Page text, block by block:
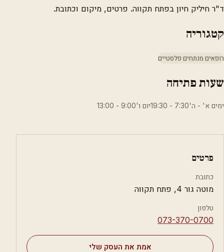
ד"ר חיליק חיון בפתח תקווה. פרטים, מיקום וכתובת.
קטגוריה
רופאים מנתחים פלסטיים
שעות פתיחה
ימים א' - ה'7:30 - 19:30יום ו'9:00 - 13:00
פרטים
כתובת
מוטה גור 4, פתח תקווה
טלפון
⁦073-370-0700⁩
אמת את העסק שלי